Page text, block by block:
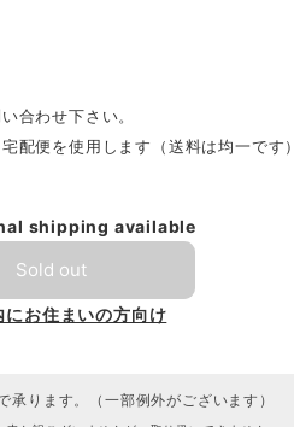
合わせ下さい。
配便を使用します（送料は均一です）
shipping available
Sold out
にお住まいの方向け
承ります。（一部例外がございます）